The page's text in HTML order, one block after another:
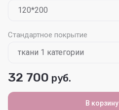
Стандартное покрытие
32 700 руб.
В корзину